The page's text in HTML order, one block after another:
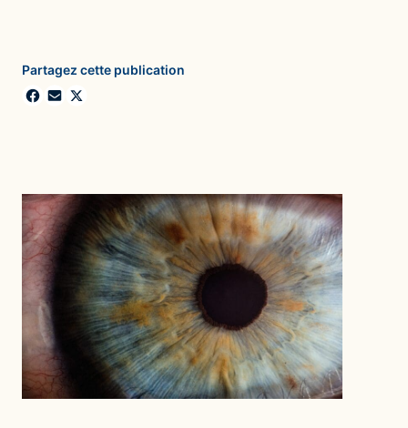
Partagez cette publication